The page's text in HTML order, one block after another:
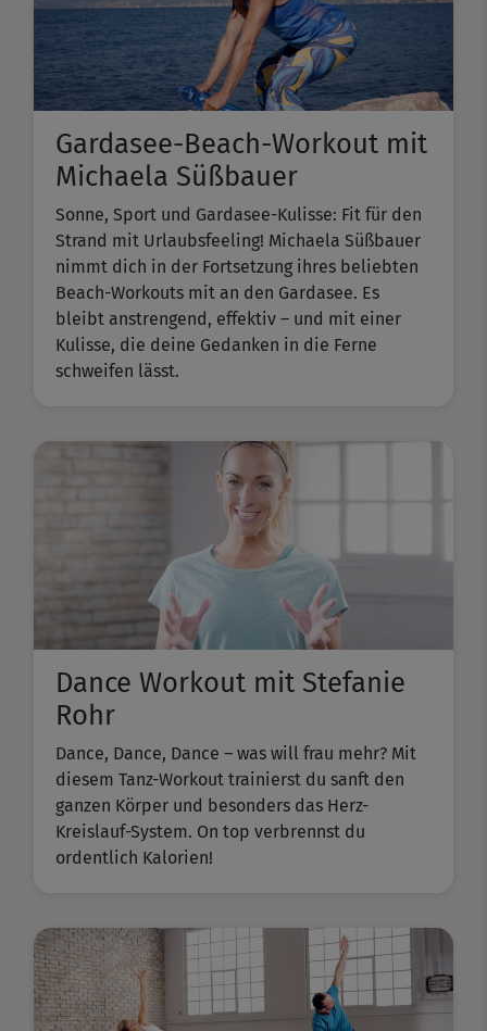
Gardasee-Beach-Workout mit
Michaela Süßbauer
Sonne, Sport und Gardasee-Kulisse: Fit für den
Strand mit Urlaubsfeeling! Michaela Süßbauer
nimmt dich in der Fortsetzung ihres beliebten ​
Beach-Workouts​ mit an den Gardasee. Es
bleibt anstrengend, effektiv – und mit einer
Kulisse, die deine Gedanken in die Ferne
schweifen lässt.
Dance Workout mit Stefanie
Rohr
Dance, Dance, Dance – was will frau mehr? Mit
diesem Tanz-Workout trainierst du sanft den
ganzen Körper und besonders das Herz-
Kreislauf-System. On top verbrennst du
ordentlich Kalorien!